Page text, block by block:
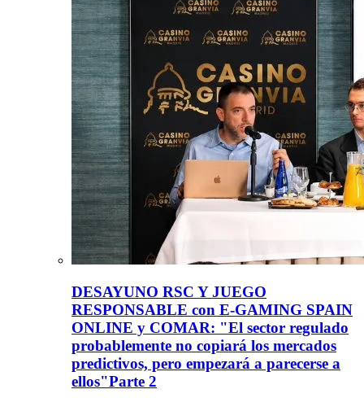
DESAYUNO RSC Y JUEGO
RESPONSABLE con E-GAMING SPAIN
ONLINE y COMAR: "El sector regulado
probablemente no copiará los mercados
predictivos, pero empezará a parecerse a
ellos"Parte 2